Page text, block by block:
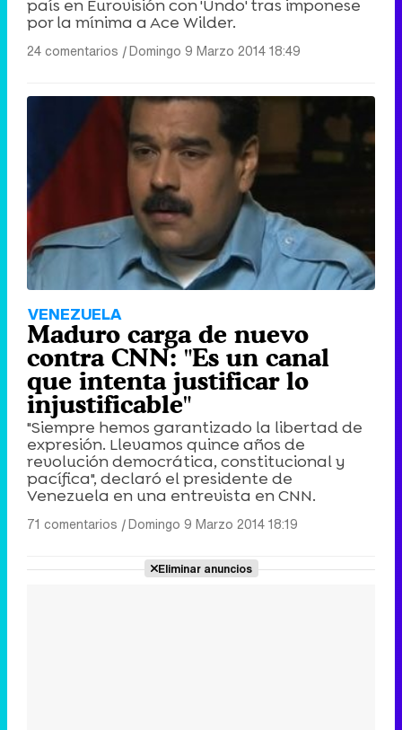
país en Eurovisión con 'Undo' tras imponese
por la mínima a Ace Wilder.
24 comentarios |Domingo 9 Marzo 2014 18:49
VENEZUELA
Maduro carga de nuevo
contra CNN: "Es un canal
que intenta justificar lo
injustificable"
"Siempre hemos garantizado la libertad de
expresión. Llevamos quince años de
revolución democrática, constitucional y
pacífica", declaró el presidente de
Venezuela en una entrevista en CNN.
71 comentarios |Domingo 9 Marzo 2014 18:19
Eliminar anuncios